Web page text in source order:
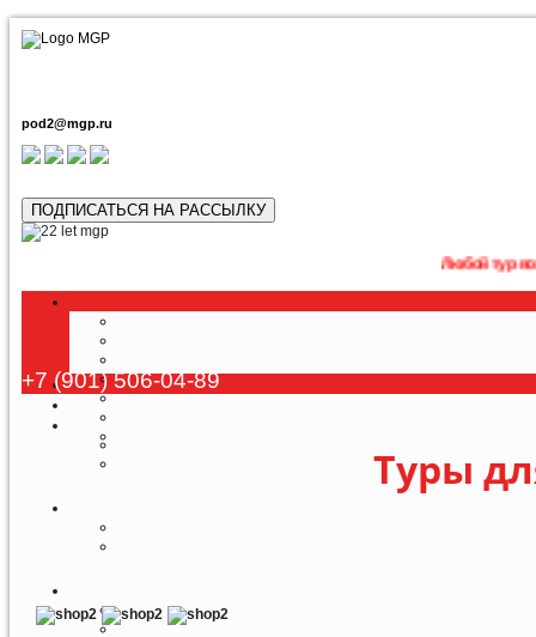
pod2@mgp.ru
ПОДПИСАТЬСЯ НА РАССЫЛКУ
Любой тур возможно
+7 (901) 506-04-89
Туры